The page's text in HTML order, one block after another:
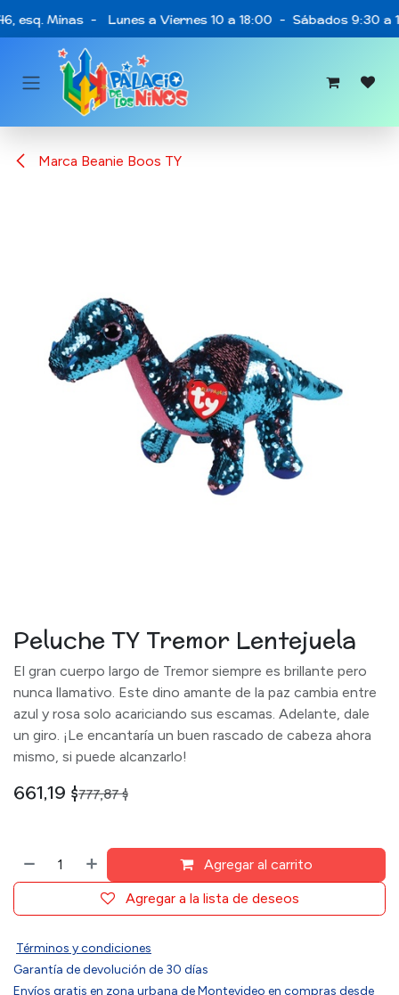
esq. Minas - Lunes a Viernes 10 a 18:00 - Sábados 9:30 a
Marca Beanie Boos TY
Peluche TY Tremor Lentejuela
El gran cuerpo largo de Tremor siempre es brillante pero
nunca llamativo. Este dino amante de la paz cambia entre
azul y rosa solo acariciando sus escamas. Adelante, dale
un giro. ¡Le encantaría un buen rascado de cabeza ahora
mismo, si puede alcanzarlo!
661,19 $777,87$
Agregar al carrito
Agregar a la lista de deseos
Términos y condiciones
Garantía de devolución de 30 días
Envíos gratis en zona urbana de Montevideo en compras desde